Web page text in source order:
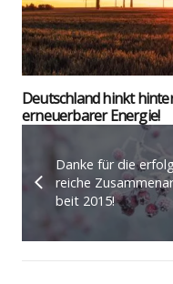
Deutsch­land hinkt
erneu­er­ba­rer Ener­gie!
Dan­ke für die
rei­che
beit 2015!